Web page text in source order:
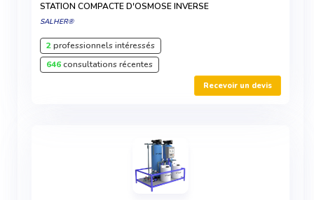
STATION COMPACTE D'OSMOSE INVERSE
SALHER®
2professionnels intéressés
646consultations récentes
Recevoir un devis